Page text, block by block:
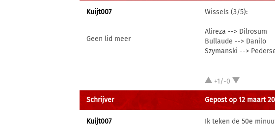
Kuijt007
Geen lid meer
Wissels (3/5):
Alireza --> Dilrosum
Bullaude --> Danilo
Szymanski -->
+1/-0
Schrijver Gepost op 12 maart
Kuijt007 Ik teken de 50e